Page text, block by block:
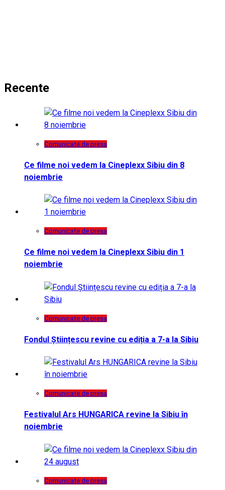
Recente
Comunicate de presa
Ce filme noi vedem la Cineplexx Sibiu din 8
noiembrie
Comunicate de presa
Ce filme noi vedem la Cineplexx Sibiu din 1
noiembrie
Comunicate de presa
Fondul Științescu revine cu ediția a 7-a la Sibiu
Comunicate de presa
Festivalul Ars HUNGARICA revine la Sibiu în
noiembrie
Comunicate de presa